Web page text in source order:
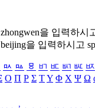
zhongwen을 입력하시
beijing을 입력하시고
ㅯ ㅰ ㅱ ㅲ ㅳ ㅴ ㅵ ㅶ
Ο Π Ρ Σ ΤΥ Φ Χ Ψ Ω